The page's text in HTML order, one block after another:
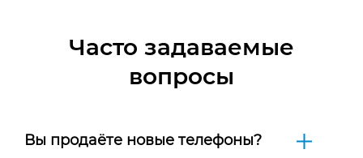
Часто задаваемые
вопросы
Вы продаёте новые телефоны?